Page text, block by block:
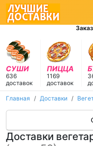
СУШИ
636
доставок
ПИЦЦА
1169
доставок
Главная Доставки
Доставки